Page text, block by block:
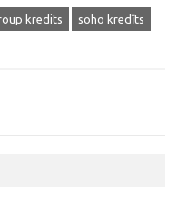
kredits soho kredīts